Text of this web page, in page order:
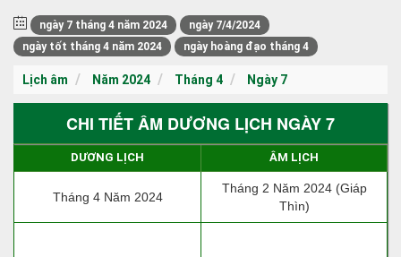
ngày 7 tháng 4 năm 2024
ngày 7/4/2024
ngày tốt tháng 4 năm 2024
ngày hoàng đạo tháng 4
Lịch âm Năm 2024 Tháng 4 Ngày 7
CHI TIẾT ÂM DƯƠNG LỊCH NGÀY 7
DƯƠNG LỊCH ÂM LỊCH
Tháng 4 Năm 2024
Tháng 2 Năm 2024 (Giáp
Thìn)